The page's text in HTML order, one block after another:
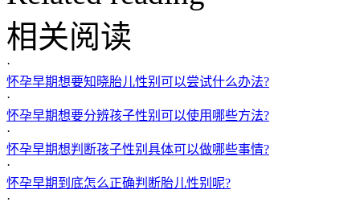
相关阅读
·
怀孕早期想要知晓胎儿性别可以尝试什么办法?
·
怀孕早期想要分辨孩子性别可以使用哪些方法?
·
怀孕早期想判断孩子性别具体可以做哪些事情?
·
怀孕早期到底怎么正确判断胎儿性别呢?
·